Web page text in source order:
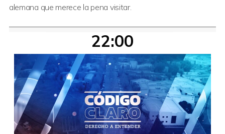
alemana que merece la pena visitar.
22:00